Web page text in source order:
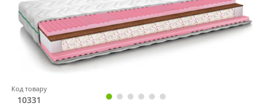
Код товару
10331